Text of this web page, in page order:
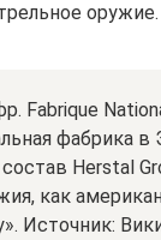
Fabrique
фабрика
Herstal
как
Источник: